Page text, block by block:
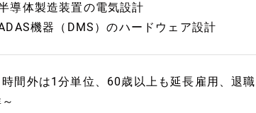
導体製造装置の電気設計
機器（DMS）のハードウェア設計
間外は1分単位、60歳以上も延長雇用、退